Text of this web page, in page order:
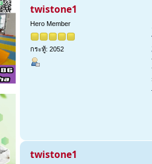
twistone1
Hero Member
กระทู้: 2052
twistone1